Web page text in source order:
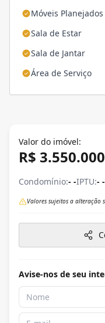
Móveis Planejados
Sala de Estar
Sala de Jantar
Área de Serviço
Valor do imóvel:
R$
Condomínio:- -IPTU:- -
Valores sujeitos a alteração
Avise-nos de seu